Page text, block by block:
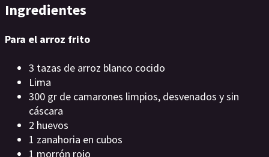
Ingredientes
Para el arroz frito
3 tazas de arroz blanco cocido
Lima
300 gr de camarones limpios, desvenados y sin
cáscara
2 huevos
1 zanahoria en cubos
1 morrón rojo